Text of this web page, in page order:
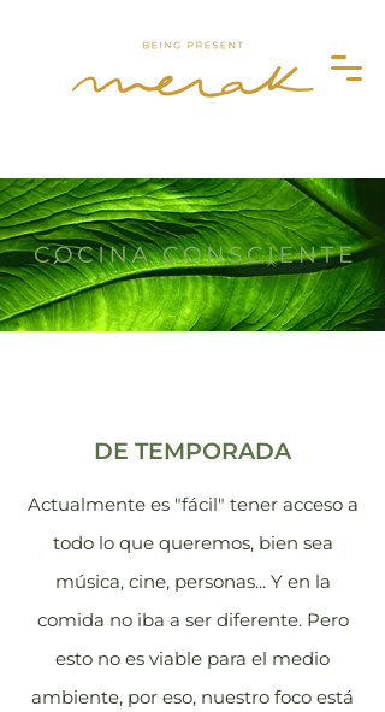
DE TEMPORADA
Actualmente es "fácil" tener acceso a
todo lo que queremos, bien sea
música, cine, personas... Y en la
comida no iba a ser diferente. Pero
esto no es viable para el medio
ambiente, por eso, nuestro foco está